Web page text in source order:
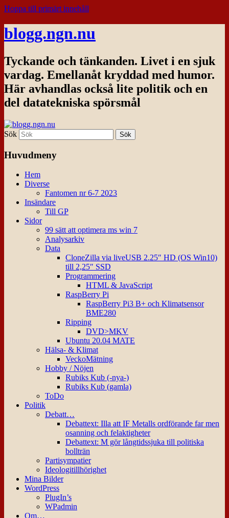
Hoppa till primärt innehåll
blogg.ngn.nu
Tyckande och tänkanden. Livet i en sjuk
vardag. Emellanåt kryddad med humor.
Här avhandlas också lite politik och en
del datatekniska spörsmål
Sök
Huvudmeny
Hem
Diverse
Fantomen nr 6-7 2023
Insändare
Till GP
Sidor
99 sätt att optimera ms win 7
Analysarkiv
Data
CloneZilla via liveUSB 2.25″ HD (OS Win10)
till 2,25″ SSD
Programmering
HTML & JavaScript
RaspBerry Pi
RaspBerry Pi3 B+ och Klimatsensor
BME280
Ripping
DVD>MKV
Ubuntu 20.04 MATE
Hälsa- & Klimat
VeckoMätning
Hobby / Nöjen
Rubiks Kub (-nya-)
Rubiks Kub (gamla)
ToDo
Politik
Debatt…
Debattext: Illa att IF Metalls ordförande far men
osanning och felaktigheter
Debattext: M gör långtidssjuka till politiska
bollträn
Partisympatier
Ideologitillhörighet
Mina Bilder
WordPress
PlugIn’s
WPadmin
Om…